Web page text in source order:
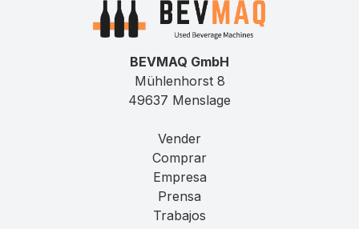
BEVMAQ GmbH
Mühlenhorst 8
49637 Menslage
Vender
Comprar
Empresa
Prensa
Trabajos